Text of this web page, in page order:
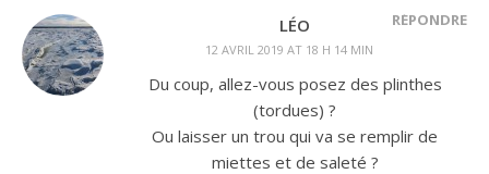
LÉO
12 AVRIL 2019 AT 18 H 14 MIN
RÉPONDRE
Du coup, allez-vous posez des plinthes
(tordues) ?
Ou laisser un trou qui va se remplir de
miettes et de saleté ?